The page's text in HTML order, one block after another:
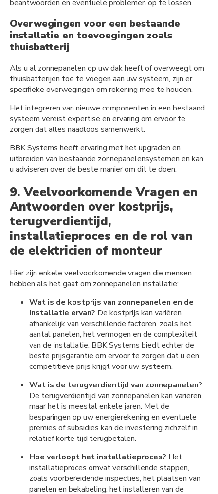
beantwoorden en eventuele problemen op te lossen.
Overwegingen voor een bestaande
installatie en toevoegingen zoals
thuisbatterij
Als u al zonnepanelen op uw dak heeft of overweegt om
thuisbatterijen toe te voegen aan uw systeem, zijn er
specifieke overwegingen om rekening mee te houden.
Het integreren van nieuwe componenten in een bestaand
systeem vereist expertise en ervaring om ervoor te
zorgen dat alles naadloos samenwerkt.
BBK Systems heeft ervaring met het upgraden en
uitbreiden van bestaande zonnepanelensystemen en kan
u adviseren over de beste manier om dit te doen.
9. Veelvoorkomende Vragen en
Antwoorden over kostprijs,
terugverdientijd,
installatieproces en de rol van
de elektricien of monteur
Hier zijn enkele veelvoorkomende vragen die mensen
hebben als het gaat om zonnepanelen installatie:
Wat is de kostprijs van zonnepanelen en de
installatie ervan? De kostprijs kan variëren
afhankelijk van verschillende factoren, zoals het
aantal panelen, het vermogen en de complexiteit
van de installatie. BBK Systems biedt echter de
beste prijsgarantie om ervoor te zorgen dat u een
competitieve prijs krijgt voor uw systeem.
Wat is de terugverdientijd van zonnepanelen?
De terugverdientijd van zonnepanelen kan variëren,
maar het is meestal enkele jaren. Met de
besparingen op uw energierekening en eventuele
premies of subsidies kan de investering zichzelf in
relatief korte tijd terugbetalen.
Hoe verloopt het installatieproces? Het
installatieproces omvat verschillende stappen,
zoals voorbereidende inspecties, het plaatsen van
panelen en bekabeling, het installeren van de